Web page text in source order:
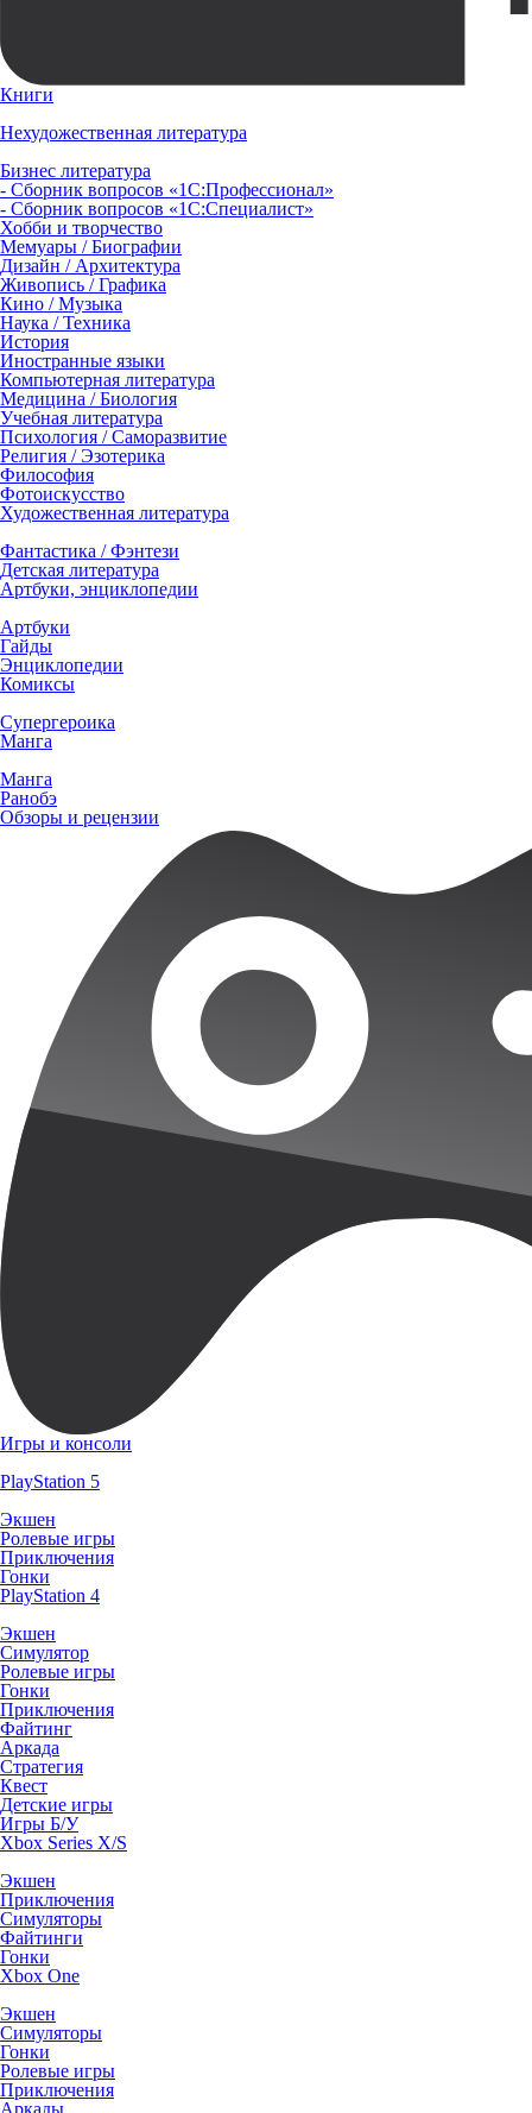
Книги
Нехудожественная литература
Бизнес литература
- Сборник вопросов «1С:Профессионал»
- Сборник вопросов «1С:Специалист»
Хобби и творчество
Мемуары / Биографии
Дизайн / Архитектура
Живопись / Графика
Кино / Музыка
Наука / Техника
История
Иностранные языки
Компьютерная литература
Медицина / Биология
Учебная литература
Психология / Саморазвитие
Религия / Эзотерика
Философия
Фотоискусство
Художественная литература
Фантастика / Фэнтези
Детская литература
Артбуки, энциклопедии
Артбуки
Гайды
Энциклопедии
Комиксы
Супергероика
Манга
Манга
Ранобэ
Обзоры и рецензии
Игры и консоли
PlayStation 5
Экшен
Ролевые игры
Приключения
Гонки
PlayStation 4
Экшен
Симулятор
Ролевые игры
Гонки
Приключения
Файтинг
Аркада
Стратегия
Квест
Детские игры
Игры Б/У
Xbox Series X/S
Экшен
Приключения
Симуляторы
Файтинги
Гонки
Xbox One
Экшен
Симуляторы
Гонки
Ролевые игры
Приключения
Аркады